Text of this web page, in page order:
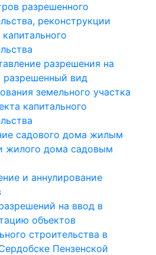
разрешенного
реконструкции
разрешения на
разрешенный вид
земельного участка
капитального
садового дома жилым
жилого дома садовым
и аннулирование
на ввод в
объектов
строительства в
Пензенской